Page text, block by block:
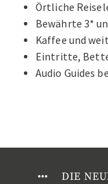
Örtliche
Bewährte 3*
Kaffee und
Eintritte,
Audio Guides
••• DIE